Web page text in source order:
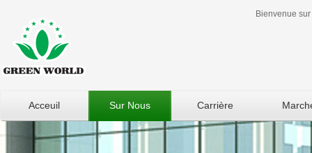
Bienvenue
Acceuil Sur Nous Carrière